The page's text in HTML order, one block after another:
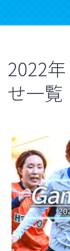
2022年
せ一覧